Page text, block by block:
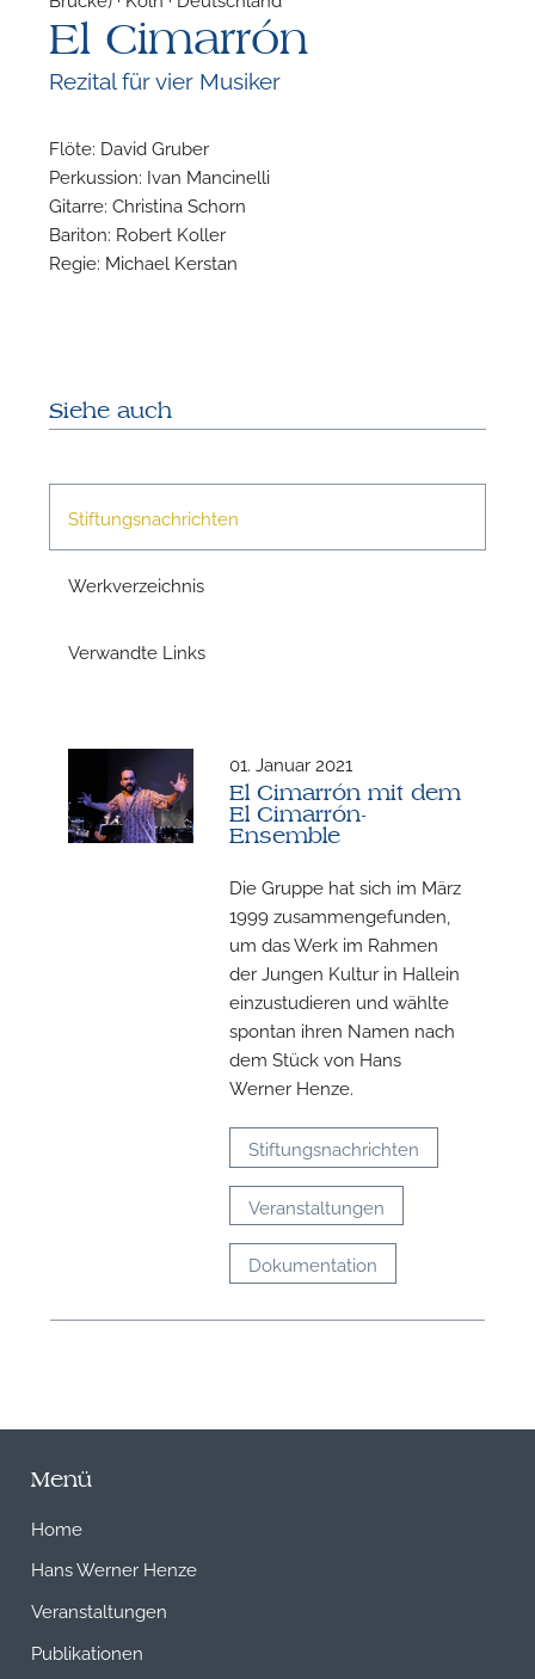
El Cimarrón
Rezital für vier Musiker
Flöte: David Gruber
Perkussion: Ivan Mancinelli
Gitarre: Christina Schorn
Bariton: Robert Koller
Regie: Michael Kerstan
Siehe auch
Stiftungsnachrichten
Werkverzeichnis
Verwandte Links
01. Januar 2021
El Cimarrón mit dem
El Cimarrón-
Ensemble
Die Gruppe hat sich im März
1999 zusammengefunden,
um das Werk im Rahmen
der Jungen Kultur in Hallein
einzustudieren und wählte
spontan ihren Namen nach
dem Stück von Hans
Werner Henze.
Stiftungsnachrichten
Veranstaltungen
Dokumentation
Menü
Home
Hans Werner Henze
Veranstaltungen
Publikationen